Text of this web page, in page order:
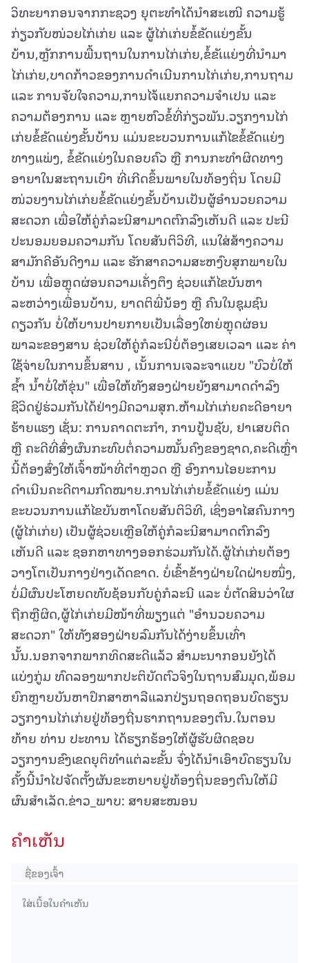
ວິທະຍາກອນຈາກກະຊວງ ຍຸຕະທຳໄດ້ນຳສະເໜີ ຄວາມຮູ້
ກ່ຽວກັບໜ່ວຍໄກ່ເກ່ຍ ແລະ ຜູ້ໄກ່ເກ່ຍຂໍ້ຂັດແຍ່ງຂັ້ນ
ບ້ານ,ຫຼັກການພື້ນຖານໃນການໄກ່ເກ່ຍ,ຂໍ້ຂັເແຍ່ງທີ່ນຳມາ
ໄກ່ເກ່ຍ,ບາດກ້າວຂອງການດຳເນີນການໄກ່ເກ່ຍ,ການຖາມ
ແລະ ການຈັບໃຈຄວາມ,ການໄຈ້ແຍກຄວາມຈຳເປນ ແລະ
ຄວາມຕ້ອງການ ແລະ ຫຼາຍຫົວຂໍ້ທີ່ກ່ຽວພັນ.ວຽກງານໄກ່
ເກ່ຍຂໍ້ຂັດແຍ່ງຂັ້ນບ້ານ ແມ່ນຂະບວນການແກ້ໄຂຂໍ້ຂັດແຍ່ງ
ທາງແພ່ງ, ຂໍ້ຂັດແຍ່ງໃນຄອບຄົວ ຫຼື ການກະທຳຜິດທາງ
ອາຍາໃນສະຖານເບົາ ທີ່ເກີດຂຶ້ນພາຍໃນທ້ອງຖິ່ນ ໂດຍມີ
ໜ່ວຍງານໄກ່ເກ່ຍຂໍ້ຂັດແຍ່ງຂັ້ນບ້ານເປັນຜູ້ອຳນວຍຄວາມ
ສະດວກ ເພື່ອໃຫ້ຄູ່ກໍລະນີສາມາດຕົກລົງເຫັນດີ ແລະ ປະນີ
ປະນອມຍອມຄວາມກັນ ໂດຍສັນຕິວິທີ, ແນໃສ່ສ້າງຄວາມ
ສາມັກຄີອັນດີງາມ ແລະ ຮັກສາຄວາມສະຫງົບສຸກພາຍໃນ
ບ້ານ ເພື່ອຫຼຸດຜ່ອນຄວາມເຄັ່ງຕຶງ ຊ່ວຍແກ້ໄຂບັນຫາ
ລະຫວ່າງເພື່ອນບ້ານ, ຍາດຕິພີ່ນ້ອງ ຫຼື ຄົນໃນຊຸມຊົນ
ດຽວກັນ ບໍ່ໃຫ້ບານປາຍກາຍເປັນເລື່ອງໃຫຍ່ຫຼຸດຜ່ອນ
ພາລະຂອງສານ ຊ່ວຍໃຫ້ຄູ່ກໍລະນີບໍ່ຕ້ອງເສຍເວລາ ແລະ ຄ່າ
ໃຊ້ຈ່າຍໃນການຂຶ້ນສານ , ເນັ້ນການເຈລະຈາແບບ "ບົວບໍ່ໃຫ້
ຊ້ຳ ນ້ຳບໍ່ໃຫ້ຂຸ່ນ" ເພື່ອໃຫ້ທັງສອງຝ່າຍຍັງສາມາດດຳລົງ
ຊີວິດຢູ່ຮ່ວມກັນໄດ້ຢ່າງມີຄວາມສຸກ.ຫ້າມໄກ່ເກ່ຍຄະດີອາຍາ
ຮ້າຍແຮງ ເຊັ່ນ: ການຄາດຕະກຳ, ການປູ້ນຊັບ, ຢາເສບຕິດ
ຫຼື ຄະດີທີ່ສົ່ງຜົນກະທົບຕໍ່ຄວາມໝັ້ນຄົງຂອງຊາດ,ຄະດີເຫຼົ່າ
ນີ້ຕ້ອງສົ່ງໃຫ້ເຈົ້າໜ້າທີ່ຕຳຫຼວດ ຫຼື ອົງການໄອຍະການ
ດຳເນີນຄະດີຕາມກົດໝາຍ.ການໄກ່ເກ່ຍຂໍ້ຂັດແຍ່ງ ແມ່ນ
ຂະບວນການແກ້ໄຂບັນຫາໂດຍສັນຕິວິທີ, ເຊິ່ງອາໄສຄົນກາງ
(ຜູ້ໄກ່ເກ່ຍ) ເປັນຜູ້ຊ່ວຍເຫຼືອໃຫ້ຄູ່ກໍລະນີສາມາດຕົກລົງ
ເຫັນດີ ແລະ ຊອກຫາທາງອອກຮ່ວມກັນໄດ້.ຜູ້ໄກ່ເກ່ຍຕ້ອງ
ວາງໂຕເປັນກາງຢ່າງເດັດຂາດ. ບໍ່ເຂົ້າຂ້າງຝ່າຍໃດຝ່າຍໜຶ່ງ,
ບໍ່ມີຜົນປະໂຫຍດທັບຊ້ອນກັບຄູ່ກໍລະນີ ແລະ ບໍ່ຕັດສິນວ່າໃຜ
ຖືກຫຼືຜິດ,ຜູ້ໄກ່ເກ່ຍມີໜ້າທີ່ພຽງແຕ່ "ອຳນວຍຄວາມ
ສະດວກ" ໃຫ້ທັງສອງຝ່າຍລົມກັນໄດ້ງ່າຍຂຶ້ນເທົ່າ
ນັ້ນ.ນອກຈາກພາກທິດສະດີແລ້ວ ສຳມະນາກອນຍັງໄດ້
ແບ່ງກູ່ມ ທົດລອງພາກປະຕິບັດຕົວຈິງໃນຖານສົມມຸດ,ພ້ອມ
ຍົກຫຼາຍບັນຫາປຶກສາຫາລືແລກປ່ຽນຖອດຖອນບົດຮຽນ
ວຽກງານໄກ່ເກ່ຍຢູ່ທ້ອງຖີ່ນຮາກຖານຂອງຕົນ.ໃນຕອນ
ທ້າຍ ທ່ານ ປະທານ ໄດ້ຮຽກຮ້ອງໃຫ້ຜູ້ຮັບຜິດຊອບ
ວຽກງານຂົງເຂດຍຸຕິທຳແຕ່ລະຂັ້ນ ຈົ່ງໄດ້ນຳເອົາບົດຮຽນໃນ
ຄັ້ງນີ້ນຳໄປຈັດຕັ້ງຜັນຂະຫຍາຍຢູ່ທ້ອງຖິ່ນຂອງຕົນໃຫ້ມີ
ຜົນສຳເລັດ.ຂ່າວ_ພາບ: ສາຍສະໝອນ
ຄໍາເຫັນ